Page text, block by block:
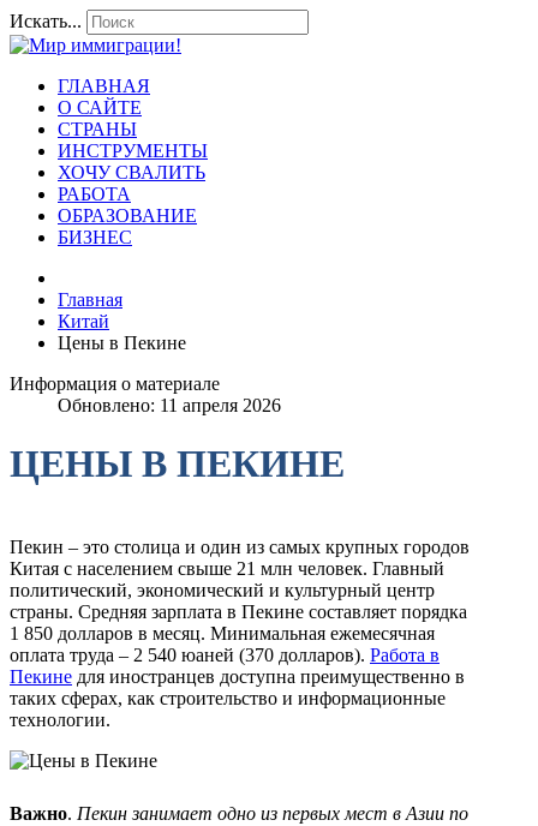
Искать...
ГЛАВНАЯ
О САЙТЕ
СТРАНЫ
ИНСТРУМЕНТЫ
ХОЧУ СВАЛИТЬ
РАБОТА
ОБРАЗОВАНИЕ
БИЗНЕС
Главная
Китай
Цены в Пекине
Информация о материале
Обновлено: 11 апреля 2026
ЦЕНЫ В ПЕКИНЕ
Пекин – это столица и один из самых крупных городов
Китая с населением свыше 21 млн человек. Главный
политический, экономический и культурный центр
страны. Средняя зарплата в Пекине составляет порядка
1 850 долларов в месяц. Минимальная ежемесячная
оплата труда – 2 540 юаней (370 долларов). Работа в
Пекине для иностранцев доступна преимущественно в
таких сферах, как строительство и информационные
технологии.
Важно. Пекин занимает одно из первых мест в Азии по